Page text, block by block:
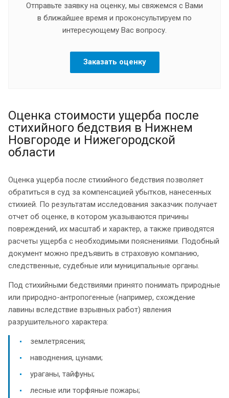
Отправьте заявку на оценку, мы свяжемся с Вами
в ближайшее время и проконсультируем по
интересующему Вас вопросу.
Заказать оценку
Оценка стоимости ущерба после
стихийного бедствия в Нижнем
Новгороде и Нижегородской
области
Оценка ущерба после стихийного бедствия позволяет
обратиться в суд за компенсацией убытков, нанесенных
стихией. По результатам исследования заказчик получает
отчет об оценке, в котором указываются причины
повреждений, их масштаб и характер, а также приводятся
расчеты ущерба с необходимыми пояснениями. Подобный
документ можно предъявить в страховую компанию,
следственные, судебные или муниципальные органы.
Под стихийными бедствиями принято понимать природные
или природно-антропогенные (например, схождение
лавины вследствие взрывных работ) явления
разрушительного характера:
землетрясения;
наводнения, цунами;
ураганы, тайфуны;
лесные или торфяные пожары;